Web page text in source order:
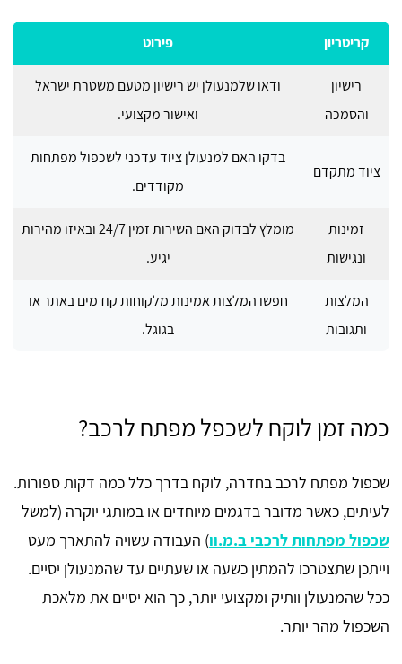
קריטריון פירוט
רישיון
והסמכה
ודאו שלמנעולן יש רישיון מטעם משטרת ישראל
ואישור מקצועי.
ציוד מתקדם
בדקו האם למנעולן ציוד עדכני לשכפול מפתחות
מקודדים.
זמינות
ונגישות
מומלץ לבדוק האם השירות זמין 24/7 ובאיזו מהירות
יגיע.
המלצות
ותגובות
חפשו המלצות אמינות מלקוחות קודמים באתר או
בגוגל.
כמה זמן לוקח לשכפל מפתח לרכב?
שכפול מפתח לרכב בחדרה, לוקח בדרך כלל כמה דקות ספורות.
לעיתים, כאשר מדובר בדגמים מיוחדים או במותגי יוקרה (למשל
שכפול מפתחות לרכבי ב.מ.וו) העבודה עשויה להתארך מעט
וייתכן שתצטרכו להמתין כשעה או שעתיים עד שהמנעולן יסיים.
ככל שהמנעולן וותיק ומקצועי יותר, כך הוא יסיים את מלאכת
השכפול מהר יותר.